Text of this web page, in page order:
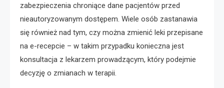
zabezpieczenia chroniące dane pacjentów przed
nieautoryzowanym dostępem. Wiele osób zastanawia
się również nad tym, czy można zmienić leki przepisane
na e-recepcie – w takim przypadku konieczna jest
konsultacja z lekarzem prowadzącym, który podejmie
decyzję o zmianach w terapii.